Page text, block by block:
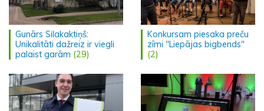
Gunārs Silakaktiņš:
Unikalitāti dažreiz ir viegli
palaist garām (29)
Konkursam piesaka preču
zīmi "Liepājas bigbends"
(2)